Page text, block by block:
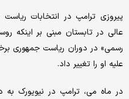
عالی در تابستان مبنی بر اینکه
رسمی» در دوران ریاست جمهوری
علیه او را تغییر داد.
در ماه می، ترامپ در نیویورک به